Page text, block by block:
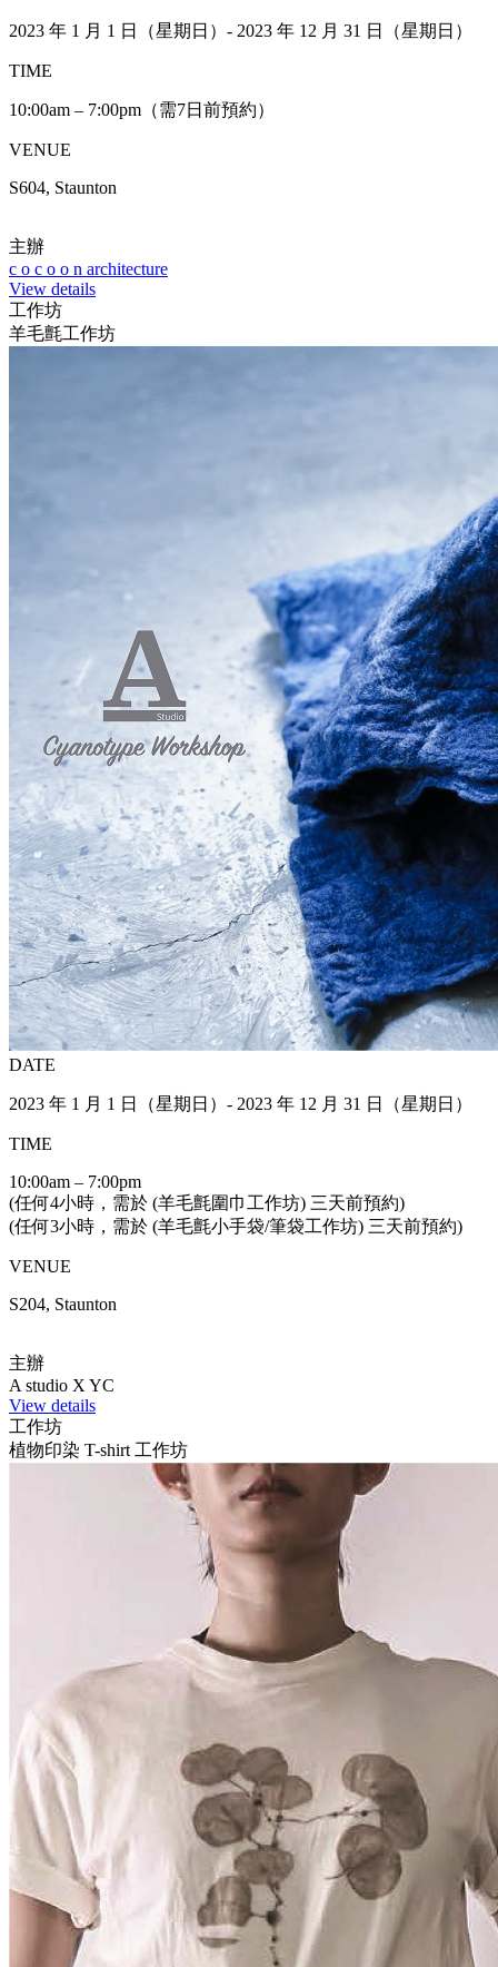
2023 年 1 月 1 日（星期日）- 2023 年 12 月 31 日（星期日）
TIME
10:00am – 7:00pm（需7日前預約）
VENUE
S604, Staunton
主辦
c o c o o n architecture
View details
工作坊
羊毛氈工作坊
DATE
2023 年 1 月 1 日（星期日）- 2023 年 12 月 31 日（星期日）
TIME
10:00am – 7:00pm
(任何4小時，需於 (羊毛氈圍巾工作坊) 三天前預約)
(任何3小時，需於 (羊毛氈小手袋/筆袋工作坊) 三天前預約)
VENUE
S204, Staunton
主辦
A studio X YC
View details
工作坊
植物印染 T-shirt 工作坊